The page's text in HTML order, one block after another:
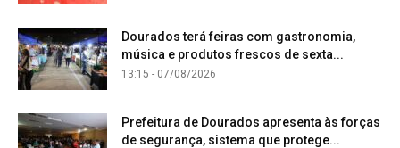
Dourados terá feiras com gastronomia,
música e produtos frescos de sexta...
13:15 - 07/08/2026
Prefeitura de Dourados apresenta às forças
de segurança, sistema que protege...